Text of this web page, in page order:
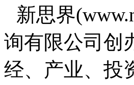
新思界
询有限公司创
经、产业、投